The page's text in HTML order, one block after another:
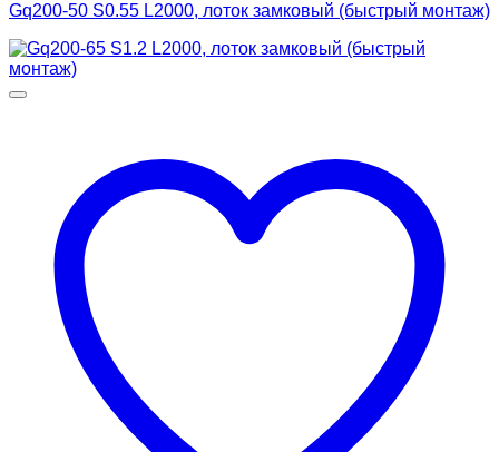
Gq200-50 S0.55 L2000, лоток замковый (быстрый монтаж)